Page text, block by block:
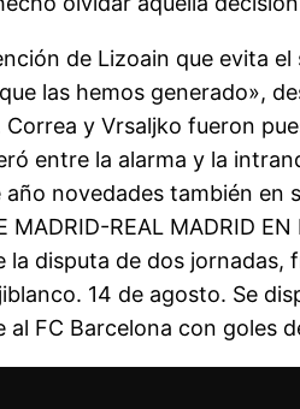
de Lizoain que evita
las hemos generado»,
y Vrsaljko fueron
entre la alarma y la
novedades también en
REAL MADRID EN
disputa de dos jornadas,
14 de agosto. Se
FC Barcelona con goles